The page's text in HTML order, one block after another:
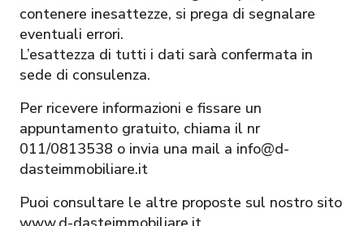
contenere inesattezze, si prega di segnalare
eventuali errori.
L’esattezza di tutti i dati sarà confermata in
sede di consulenza.
Per ricevere informazioni e fissare un
appuntamento gratuito, chiama il nr
011/0813538 o invia una mail a info@d-
dasteimmobiliare.it
Puoi consultare le altre proposte sul nostro sito